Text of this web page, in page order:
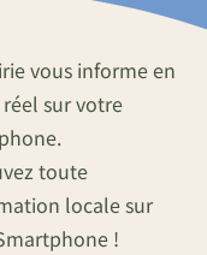
vous informe en
sur votre
toute
locale sur
!